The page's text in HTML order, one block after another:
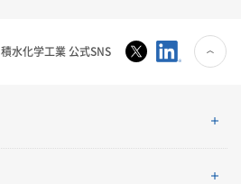
積水化学工業 公式SNS